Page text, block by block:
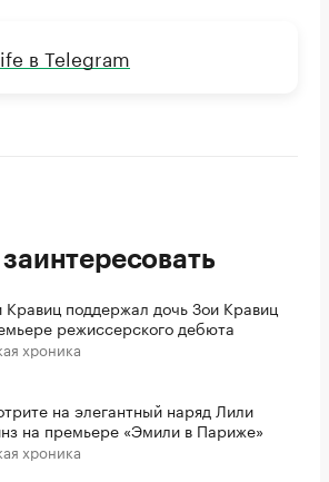
в Telegram
Кравиц поддержал дочь Зои Кравиц
режиссерского дебюта
хроника
на элегантный наряд Лили
на премьере «Эмили в Париже»
хроника